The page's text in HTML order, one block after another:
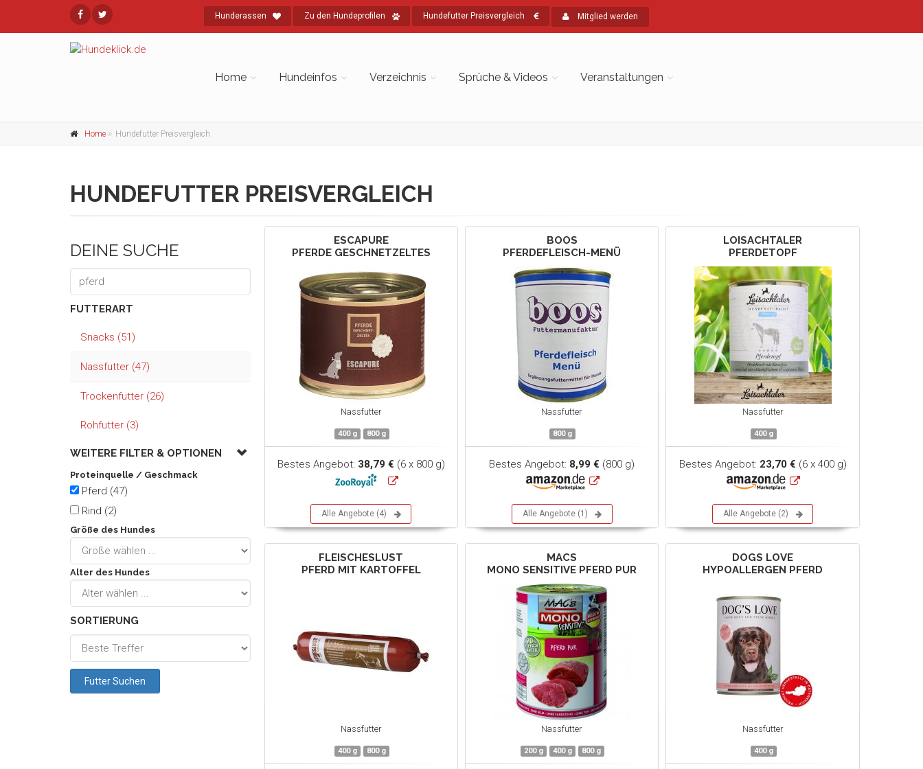
Hunderassen Zu den Hundeprofilen Hundefutter Preisvergleich Mitglied werden
Home Hundeinfos Verzeichnis Sprüche & Videos Veranstaltungen
Home Hundefutter Preisvergleich
HUNDEFUTTER PREISVERGLEICH
DEINE SUCHE
FUTTERART
Snacks (51)
Nassfutter (47)
Trockenfutter (26)
Rohfutter (3)
WEITERE FILTER & OPTIONEN
Proteinquelle / Geschmack
Pferd (47)
Rind (2)
Größe des Hundes
Alter des Hundes
SORTIERUNG
ESCAPURE
PFERDE GESCHNETZELTES
Nassfutter
400 g 800 g
Bestes Angebot: 38,79 € (6 x 800 g)
Alle Angebote (4)
BOOS
PFERDEFLEISCH-MENÜ
Nassfutter
800 g
Bestes Angebot: 8,99 € (800 g)
Alle Angebote (1)
LOISACHTALER
PFERDETOPF
Nassfutter
400 g
Bestes Angebot: 23,70 € (6 x 400 g)
Alle Angebote (2)
FLEISCHESLUST
PFERD MIT KARTOFFEL
Nassfutter
400 g 800 g
MACS
MONO SENSITIVE PFERD PUR
Nassfutter
200 g 400 g 800 g
DOGS LOVE
HYPOALLERGEN PFERD
Nassfutter
400 g